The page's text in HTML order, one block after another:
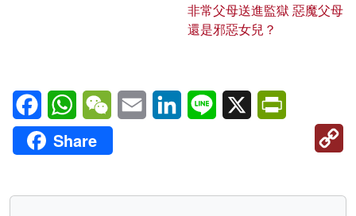
非常父母送進監獄 惡魔父母
還是邪惡女兒？
FacebookWhatsAppWeChatEmail LinkedInLine X
Share